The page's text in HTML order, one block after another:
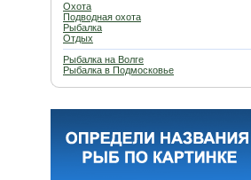
Охота
Подводная охота
Рыбалка
Отдых
Рыбалка на Волге
Рыбалка в Подмосковье